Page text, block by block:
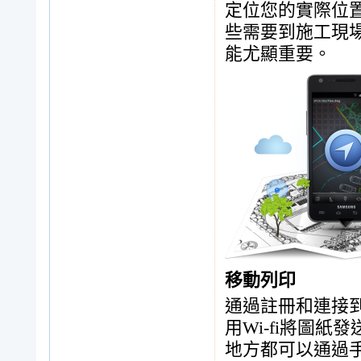
定位您的實際位
些需要到施工現
能尤顯重要。
移動列印
通過註冊和連接
用Wi-fi將圖紙發
地方都可以通過